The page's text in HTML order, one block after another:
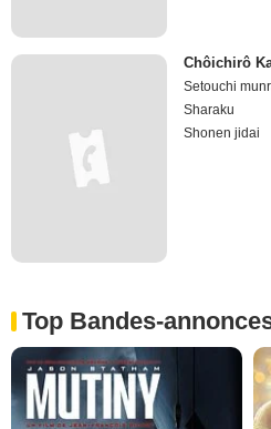
Chôichirô
Setouchi
Sharaku
Shonen jidai
Top Bandes-